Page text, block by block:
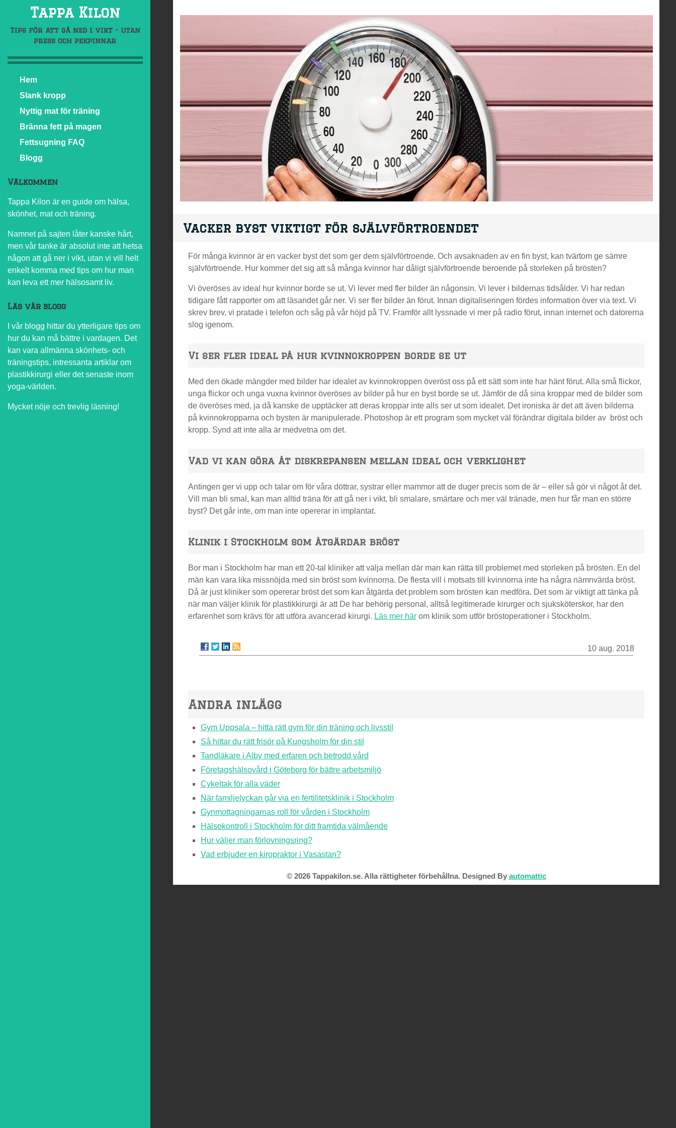
Tappa Kilon
Tips för att gå ned i vikt - utan
press och pekpinnar
Hem
Slank kropp
Nyttig mat för träning
Bränna fett på magen
Fettsugning FAQ
Blogg
Välkommen
Tappa Kilon är en guide om hälsa,
skönhet, mat och träning.
Namnet på sajten låter kanske hårt,
men vår tanke är absolut inte att hetsa
någon att gå ner i vikt, utan vi vill helt
enkelt komma med tips om hur man
kan leva ett mer hälsosamt liv.
Läs vår blogg
I vår blogg hittar du ytterligare tips om
hur du kan må bättre i vardagen. Det
kan vara allmänna skönhets- och
träningstips, intressanta artiklar om
plastikkirurgi eller det senaste inom
yoga-världen.
Mycket nöje och trevlig läsning!
Vacker byst viktigt för självförtroendet
För många kvinnor är en vacker byst det som ger dem självförtroende. Och avsaknaden av en fin byst, kan tvärtom ge sämre
självförtroende. Hur kommer det sig att så många kvinnor har dåligt självförtroende beroende på storleken på brösten?
Vi överöses av ideal hur kvinnor borde se ut. Vi lever med fler bilder än någonsin. Vi lever i bildernas tidsålder. Vi har redan
tidigare fått rapporter om att läsandet går ner. Vi ser fler bilder än förut. Innan digitaliseringen fördes information över via text. Vi
skrev brev, vi pratade i telefon och såg på vår höjd på TV. Framför allt lyssnade vi mer på radio förut, innan internet och datorerna
slog igenom.
Vi ser fler ideal på hur kvinnokroppen borde se ut
Med den ökade mängder med bilder har idealet av kvinnokroppen överöst oss på ett sätt som inte har hänt förut. Alla små flickor,
unga flickor och unga vuxna kvinnor överöses av bilder på hur en byst borde se ut. Jämför de då sina kroppar med de bilder som
de överöses med, ja då kanske de upptäcker att deras kroppar inte alls ser ut som idealet. Det ironiska är det att även bilderna
på kvinnokropparna och bysten är manipulerade. Photoshop är ett program som mycket väl förändrar digitala bilder av bröst och
kropp. Synd att inte alla är medvetna om det.
Vad vi kan göra åt diskrepansen mellan ideal och verklighet
Antingen ger vi upp och talar om för våra döttrar, systrar eller mammor att de duger precis som de är – eller så gör vi något åt det.
Vill man bli smal, kan man alltid träna för att gå ner i vikt, bli smalare, smärtare och mer väl tränade, men hur får man en större
byst? Det går inte, om man inte opererar in implantat.
Klinik i Stockholm som åtgärdar bröst
Bor man i Stockholm har man ett 20-tal kliniker att välja mellan där man kan rätta till problemet med storleken på brösten. En del
män kan vara lika missnöjda med sin bröst som kvinnorna. De flesta vill i motsats till kvinnorna inte ha några nämnvärda bröst.
Då är just kliniker som opererar bröst det som kan åtgärda det problem som brösten kan medföra. Det som är viktigt att tänka på
när man väljer klinik för plastikkirurgi är att De har behörig personal, alltså legitimerade kirurger och sjuksköterskor, har den
erfarenhet som krävs för att utföra avancerad kirurgi. Läs mer härom klinik som utför bröstoperationer i Stockholm.
10 aug. 2018
Andra inlägg
Gym Uppsala – hitta rätt gym för din träning och livsstil
Så hittar du rätt frisör på Kungsholm för din stil
Tandläkare i Alby med erfaren och betrodd vård
Företagshälsovård i Göteborg för bättre arbetsmiljö
Cykeltak för alla väder
När familjelyckan går via en fertilitetsklinik i Stockholm
Gynmottagningarnas roll för vården i Stockholm
Hälsokontroll i Stockholm för ditt framtida välmående
Hur väljer man förlovningsring?
Vad erbjuder en kiropraktor i Vasastan?
© 2026 Tappakilon.se. Alla rättigheter förbehållna. Designed By automattic